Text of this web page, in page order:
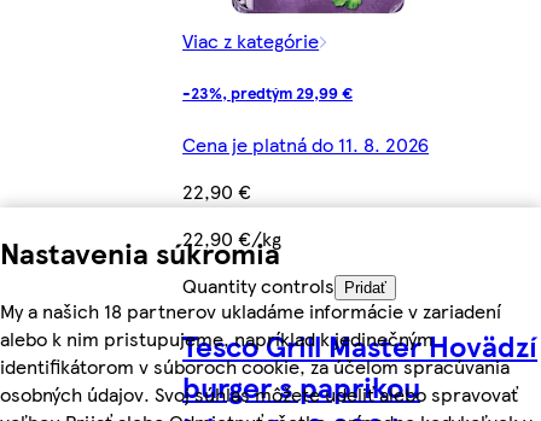
Nastavenia súkromia
My a našich 18 partnerov ukladáme informácie v zariadení
alebo k nim pristupujeme, napríklad k jedinečným
identifikátorom v súboroch cookie, za účelom spracúvania
osobných údajov. Svoj súhlas môžete udeliť alebo spravovať
Viac z kategórie
-23%, predtým 29,99 €
Cena je platná do 11. 8. 2026
22,90 €
22,90 €/kg
Quantity controls
Pridať
Tesco Grill Master Hovädzí
burger s paprikou